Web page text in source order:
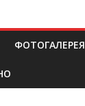
ФОТОГАЛЕРЕЯ